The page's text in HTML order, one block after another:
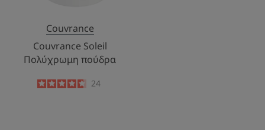
Couvrance
Couvrance Soleil
Πολύχρωμη πούδρα
4.7
/5
24